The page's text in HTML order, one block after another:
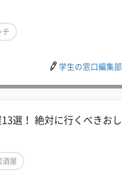
チ
学生の窓口編集部
選！ 絶対に行くべきおし
酒屋